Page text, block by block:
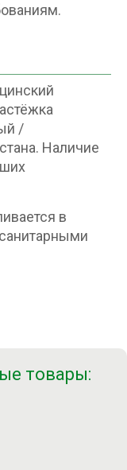
/
Наличие
в
товары: